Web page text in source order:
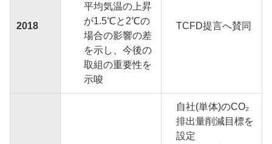
2018
平均気温の上昇
が1.5℃と2℃の
場合の影響の差
を示し、今後の
取組の重要性を
示唆
TCFD提言へ賛同
自社(単体)のCO₂
排出量削減目標を
設定